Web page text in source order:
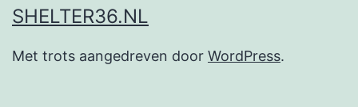
SHELTER36.NL
Met trots aangedreven door WordPress.